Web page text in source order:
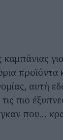
προϊόντα
αυτή
πιο
που…